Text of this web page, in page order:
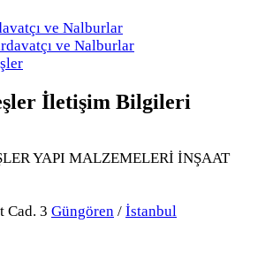
ve Nalburlar
ve Nalburlar
İletişim Bilgileri
YAPI MALZEMELERİ İNŞAAT
Cad. 3 Güngören / İstanbul